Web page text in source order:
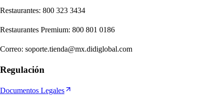
Restaurantes: 800 323 3434
Restaurantes Premium: 800 801 0186
Correo: soporte.tienda@mx.didiglobal.com
Regulación
Documentos Legales